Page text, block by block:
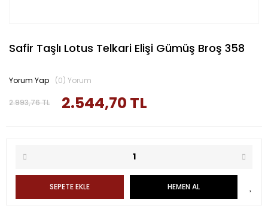
Safir Taşlı Lotus Telkari Elişi Gümüş Broş 358
2.993,76 TL 2.544,70 TL
Yorum Yap (0) Yorum
SEPETE EKLE HEMEN AL